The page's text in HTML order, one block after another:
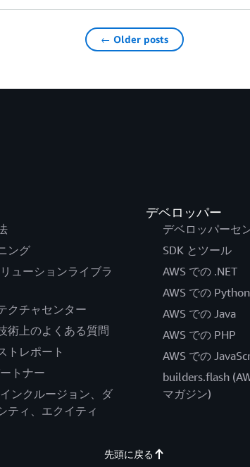
← Older posts
ング
ューションライブラ
クチャセンター
術上のよくある質問
トレポート
トナー
ンクルージョン、ダ
ティ、エクイティ
デベロッパー
デベロッパーセ
SDK とツール
AWS での .NET
AWS での Python
AWS での Java
AWS での PHP
AWS での
builders.flash
マガジン)
先頭に戻る